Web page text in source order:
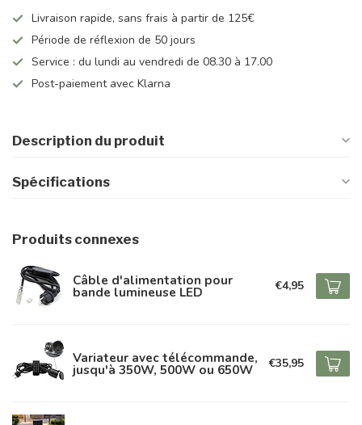
Livraison rapide, sans frais à partir de 125€
Période de réflexion de 50 jours
Service : du lundi au vendredi de 08.30 à 17.00
Post-paiement avec Klarna
Description du produit
Spécifications
Produits connexes
Câble d'alimentation pour
bande lumineuse LED €4,95
Variateur avec télécommande,
jusqu'à 350W, 500W ou 650W €35,95